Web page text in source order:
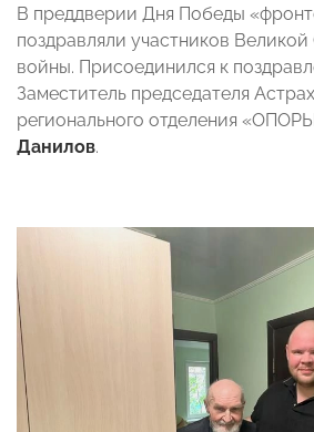
В преддверии Дня Победы
поздравляли участников
войны. Присоединился к
Заместитель председателя
регионального отделения
Данилов.